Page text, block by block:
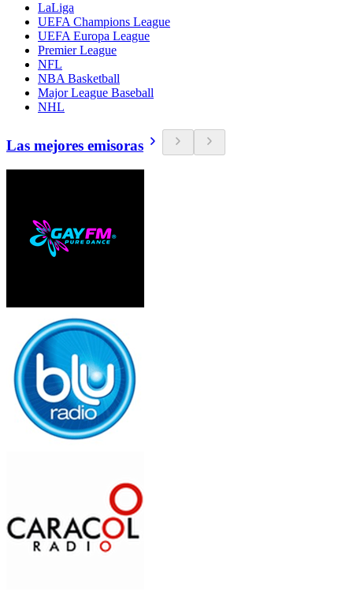
LaLiga
UEFA Champions League
UEFA Europa League
Premier League
NFL
NBA Basketball
Major League Baseball
NHL
Las mejores emisoras